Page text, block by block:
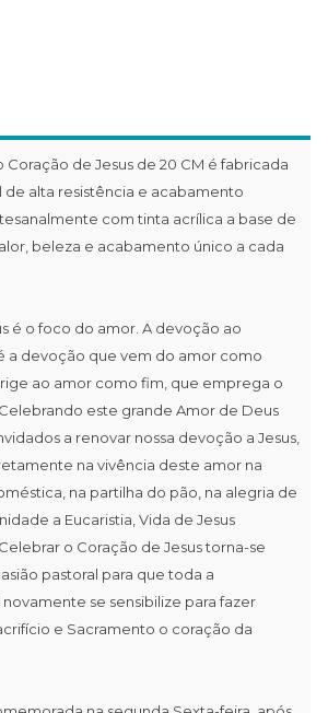
Coração de Jesus de 20 CM é fabricada
de alta resistência e acabamento
com tinta acrílica a base de
beleza e acabamento único a cada
é o foco do amor. A devoção ao
a devoção que vem do amor como
ao amor como fim, que emprega o
este grande Amor de Deus
a renovar nossa devoção a Jesus,
na vivência deste amor na
na partilha do pão, na alegria de
a Eucaristia, Vida de Jesus
o Coração de Jesus torna-se
pastoral para que toda a
se sensibilize para fazer
e Sacramento o coração da